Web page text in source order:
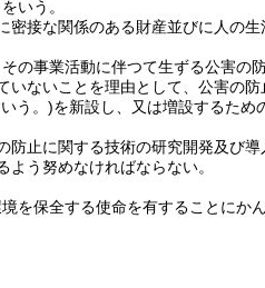
いう。
接な関係のある財産並びに人の
の事業活動に伴つて生ずる公害の
ないことを理由として、公害の
う。)を新設し、又は増設するため
止に関する技術の研究開発及び導
う努めなければならない。
を保全する使命を有することに